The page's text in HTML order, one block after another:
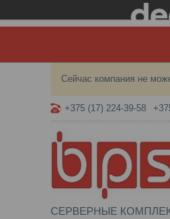
Сейчас компания не
+375 (17) 224-39-58
СЕРВЕРНЫЕ